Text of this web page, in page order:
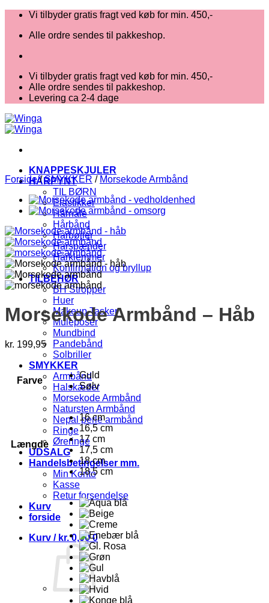
Fortsæt
indhold
Vi tilbyder gratis fragt ved køb for min. 450,-
Alle ordre sendes til pakkeshop.
Vi tilbyder gratis fragt ved køb for min. 450,-
Alle ordre sendes til pakkeshop.
Levering ca 2-4 dage
KNAPPESKJULER
HÅRPYNT
TIL BØRN
Elastikker
Hårnåle
Hårbånd
Hårbøjler
Hårspænder
Hårklemmer
Konfirmation og bryllup
TILBEHØR
BH Stropper
Huer
Makeup Tasker
Muleposer
Mundbind
Pandebånd
Solbriller
SMYKKER
Armbånd
Halskæder
Morsekode Armbånd
Natursten Armbånd
Nepal perle armbånd
Ringe
Øreringe
UDSALG
Handelsbetingelser mm.
Min Konto
Kasse
Retur forsendelse
Kurv
forside
Kurv / kr.0,00 0
Forside / SMYKKER / Morsekode Armbånd
Morsekode Armbånd – Håb
kr. 199,95
Farve
Guld
Sølv
Længde
16 cm
16,5 cm
17 cm
17,5 cm
18 cm
18,5 cm